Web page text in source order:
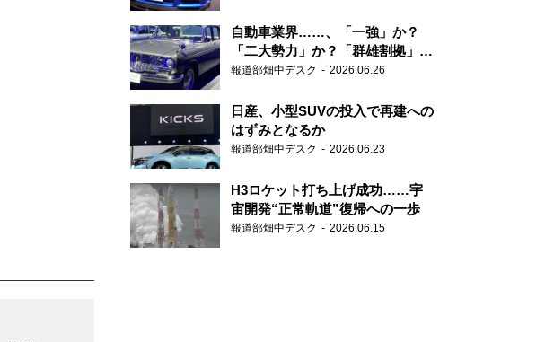
自動車業界……、「一強」か？
「二大勢力」か？「群雄割拠」
か？
報道部畑中デスク 2026.06.26
日産、小型SUVの投入で再建への
はずみとなるか
報道部畑中デスク 2026.06.23
H3ロケット打ち上げ成功……宇
宙開発“正常軌道”復帰への一歩
報道部畑中デスク 2026.06.15